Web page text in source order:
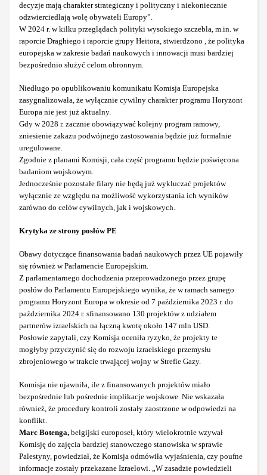
decyzje mają charakter strategiczny i polityczny i niekoniecznie
odzwierciedlają wolę obywateli Europy”.
W 2024 r. w kilku przeglądach polityki wysokiego szczebla, m.in. w
raporcie Draghiego i raporcie grupy Heitora, stwierdzono , że polityka
europejska w zakresie badań naukowych i innowacji musi bardziej
bezpośrednio służyć celom obronnym.
Niedługo po opublikowaniu komunikatu Komisja Europejska
zasygnalizowała, że wyłącznie cywilny charakter programu Horyzont
Europa nie jest już aktualny.
Gdy w 2028 r. zacznie obowiązywać kolejny program ramowy,
zniesienie zakazu podwójnego zastosowania będzie już formalnie
uregulowane.
Zgodnie z planami Komisji, cała część programu będzie poświęcona
badaniom wojskowym.
Jednocześnie pozostałe filary nie będą już wykluczać projektów
wyłącznie ze względu na możliwość wykorzystania ich wyników
zarówno do celów cywilnych, jak i wojskowych.
Krytyka ze strony posłów PE
Obawy dotyczące finansowania badań naukowych przez UE pojawiły
się również w Parlamencie Europejskim.
Z parlamentarnego dochodzenia przeprowadzonego przez grupę
posłów do Parlamentu Europejskiego wynika, że w ramach samego
programu Horyzont Europa w okresie od 7 października 2023 r. do
października 2024 r. sfinansowano 130 projektów z udziałem
partnerów izraelskich na łączną kwotę około 147 mln USD.
Posłowie zapytali, czy Komisja oceniła ryzyko, że projekty te
mogłyby przyczynić się do rozwoju izraelskiego przemysłu
zbrojeniowego w trakcie trwającej wojny w Strefie Gazy.
Komisja nie ujawniła, ile z finansowanych projektów miało
bezpośrednie lub pośrednie implikacje wojskowe. Nie wskazała
również, że procedury kontroli zostały zaostrzone w odpowiedzi na
konflikt.
Marc Botenga, belgijski europoseł, który wielokrotnie wzywał
Komisję do zajęcia bardziej stanowczego stanowiska w sprawie
Palestyny, powiedział, że Komisja odmówiła wyjaśnienia, czy poufne
informacje zostały przekazane Izraelowi. „W zasadzie powiedzieli